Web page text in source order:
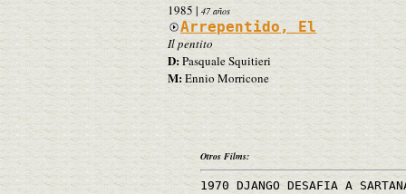
1985 | 47 años
Arrepentido, El
Il pentito
D:Pasquale Squitieri
M:Ennio Morricone
Otros Films:
1970 DJANGO DESAFIA A